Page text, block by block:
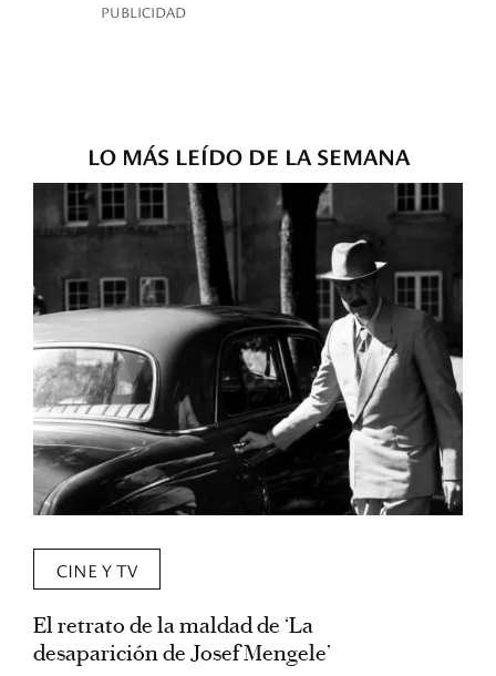
PUBLICIDAD
LO MÁS LEÍDO DE LA SEMANA
CINE Y TV
El retrato de la maldad de ‘La
desaparición de Josef Mengele’